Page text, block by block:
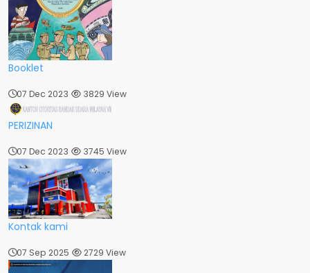
Booklet
07 Dec 2023 3829 View
PERIZINAN
07 Dec 2023 3745 View
Kontak kami
07 Sep 2025 2729 View